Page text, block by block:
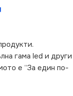
гама led и други
е “За един по-